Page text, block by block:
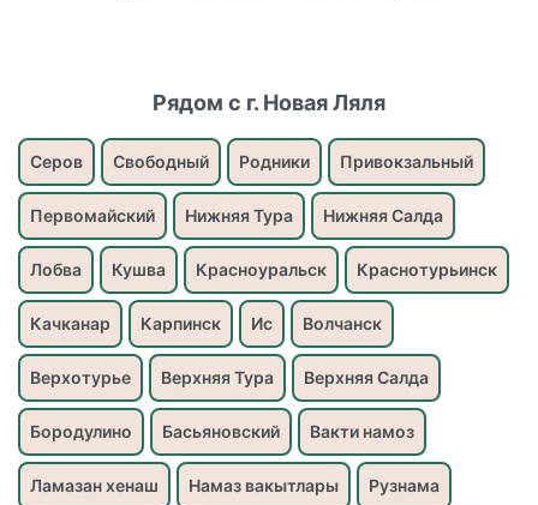
Рядом с г. Новая Ляля
Серов Свободный Родники Привокзальный
Первомайский Нижняя Тура Нижняя Салда
Лобва Кушва Красноуральск Краснотурьинск
Качканар Карпинск Ис Волчанск
Верхотурье Верхняя Тура Верхняя Салда
Бородулино Басьяновский Вакти намоз
Ламазан хенаш Намаз вакытлары Рузнама